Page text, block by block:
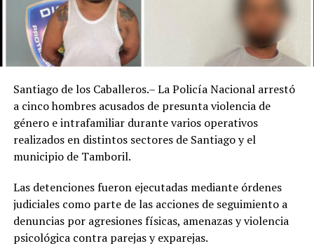
Santiago de los Caballeros.– La Policía Nacional arrestó
a cinco hombres acusados de presunta violencia de
género e intrafamiliar durante varios operativos
realizados en distintos sectores de Santiago y el
municipio de Tamboril.
Las detenciones fueron ejecutadas mediante órdenes
judiciales como parte de las acciones de seguimiento a
denuncias por agresiones físicas, amenazas y violencia
psicológica contra parejas y exparejas.